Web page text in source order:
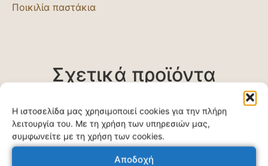
Η ιστοσελίδα μας χρησιμοποιεί cookies για την πλήρη
λειτουργία του. Με τη χρήση των υπηρεσιών μας,
συμφωνείτε με τη χρήση των cookies.
Αποδοχή
Ποικιλία παστάκια
Σχετικά προϊόντα